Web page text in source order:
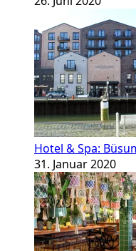
Hotel & Spa:
31. Januar 2020